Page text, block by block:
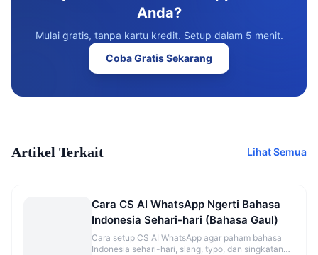
Anda?
Mulai gratis, tanpa kartu kredit. Setup dalam 5 menit.
Coba Gratis Sekarang
Artikel Terkait Lihat Semua
Cara CS AI WhatsApp Ngerti Bahasa
Indonesia Sehari-hari (Bahasa Gaul)
Cara setup CS AI WhatsApp agar paham bahasa
Indonesia sehari-hari, slang, typo, dan singkatan